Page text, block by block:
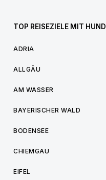
TOP REISEZIELE MIT HUND
ADRIA
ALLGÄU
AM WASSER
BAYERISCHER WALD
BODENSEE
CHIEMGAU
EIFEL